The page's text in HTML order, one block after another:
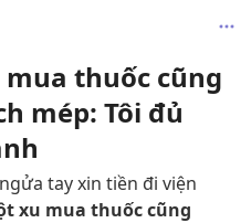
mua thuốc cũng
mép: Tôi đủ
tay xin tiền đi viện
xu mua thuốc cũng